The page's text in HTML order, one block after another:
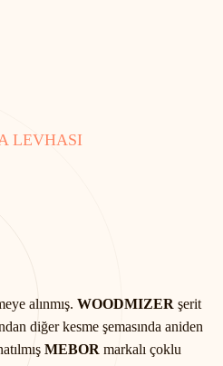
LEVHASI
alınmış. WOODMIZER şerit
diğer kesme şemasında aniden
MEBOR markalı çoklu